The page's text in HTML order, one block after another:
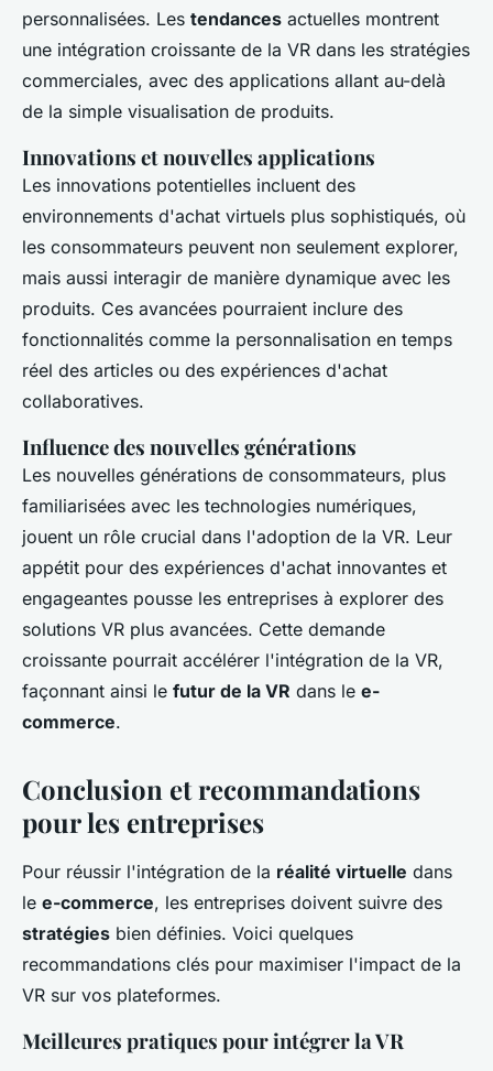
personnalisées. Les tendances actuelles montrent
une intégration croissante de la VR dans les stratégies
commerciales, avec des applications allant au-delà
de la simple visualisation de produits.
Innovations et nouvelles applications
Les innovations potentielles incluent des
environnements d'achat virtuels plus sophistiqués, où
les consommateurs peuvent non seulement explorer,
mais aussi interagir de manière dynamique avec les
produits. Ces avancées pourraient inclure des
fonctionnalités comme la personnalisation en temps
réel des articles ou des expériences d'achat
collaboratives.
Influence des nouvelles générations
Les nouvelles générations de consommateurs, plus
familiarisées avec les technologies numériques,
jouent un rôle crucial dans l'adoption de la VR. Leur
appétit pour des expériences d'achat innovantes et
engageantes pousse les entreprises à explorer des
solutions VR plus avancées. Cette demande
croissante pourrait accélérer l'intégration de la VR,
façonnant ainsi le futur de la VR dans le e-
commerce.
Conclusion et recommandations
pour les entreprises
Pour réussir l'intégration de la réalité virtuelle dans
le e-commerce, les entreprises doivent suivre des
stratégies bien définies. Voici quelques
recommandations clés pour maximiser l'impact de la
VR sur vos plateformes.
Meilleures pratiques pour intégrer la VR